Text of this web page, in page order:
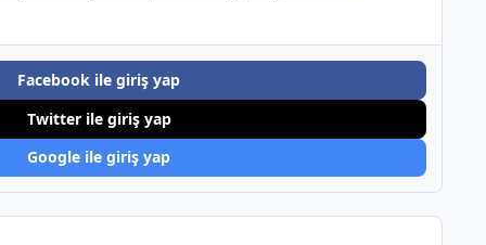
Facebook ile giriş yap
Twitter ile giriş yap
Google ile giriş yap